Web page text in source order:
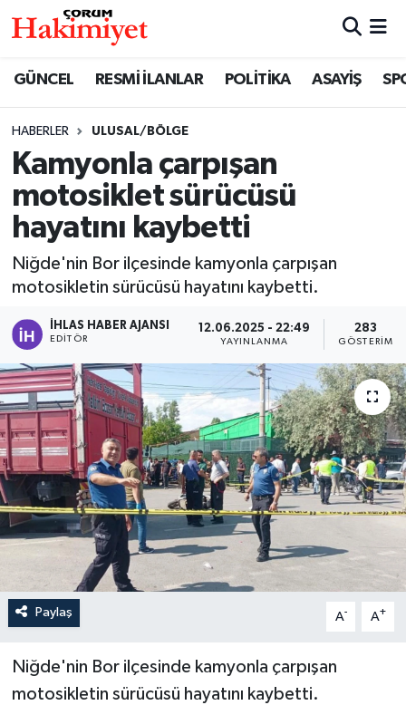
GÜNCEL RESMİ İLANLAR POLİTİKA ASAYİŞ
HABERLER ULUSAL/BÖLGE
Kamyonla çarpışan
motosiklet sürücüsü
hayatını kaybetti
Niğde'nin Bor ilçesinde kamyonla çarpışan
motosikletin sürücüsü hayatını kaybetti.
İHLAS HABER AJANSI
EDITÖR
12.06.2025 - 22:49
YAYINLANMA
283
GÖSTERIM
Paylaş A- A+
Niğde'nin Bor ilçesinde kamyonla çarpışan
motosikletin sürücüsü hayatını kaybetti.
SAĞLIK
ASAYİŞ
EKONOMİ
AKTÜEL
EĞİTİM
İLÇELER
OTOPARK
TEKNOLOJİ
Nöbetçi Eczaneler
Çorum Namaz Vakitleri
Trafik Durumu
Süper Lig Puan Durumu ve Fikstür
Son Dakika Haberleri
Haber Arşivi